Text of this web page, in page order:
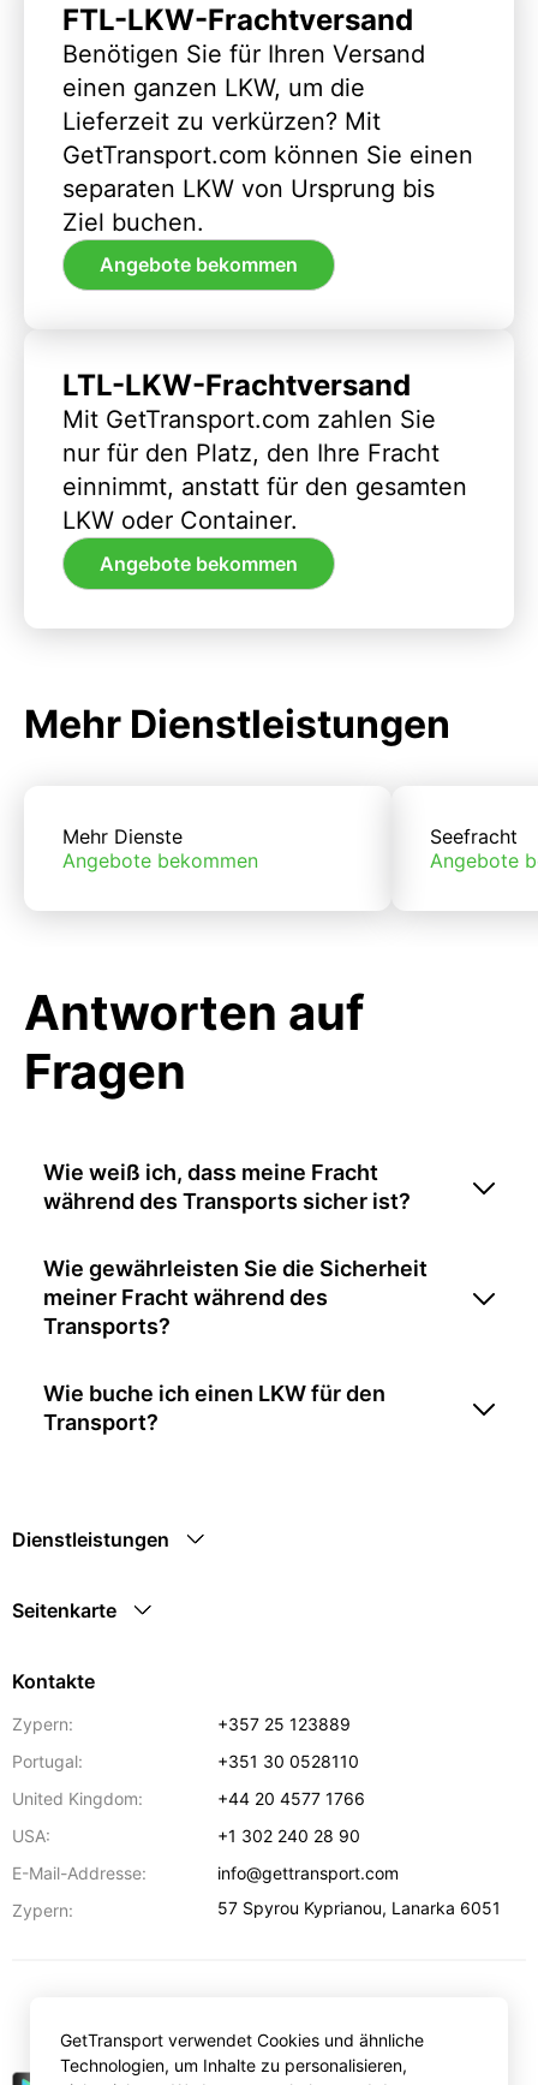
FTL-LKW-Frachtversand
Benötigen Sie für Ihren Versand
einen ganzen LKW, um die
Lieferzeit zu verkürzen? Mit
GetTransport.com können Sie einen
separaten LKW von Ursprung bis
Ziel buchen.
Angebote bekommen
LTL-LKW-Frachtversand
Mit GetTransport.com zahlen Sie
nur für den Platz, den Ihre Fracht
einnimmt, anstatt für den gesamten
LKW oder Container.
Angebote bekommen
Mehr Dienstleistungen
Mehr Dienste
Angebote bekommen
Seefracht
Angebote
Antworten auf
Fragen
Wie weiß ich, dass meine Fracht
während des Transports sicher ist?
Wie gewährleisten Sie die Sicherheit
meiner Fracht während des
Transports?
Wie buche ich einen LKW für den
Transport?
Dienstleistungen
Seitenkarte
Kontakte
Zypern:
+357 25 123889
Portugal:
+351 30 0528110
United Kingdom:
+44 20 4577 1766
USA:
+1 302 240 28 90
E-Mail-Addresse:
info@gettransport.com
Zypern:
57 Spyrou Kyprianou, Lanarka 6051
GetTransport verwendet Cookies und ähnliche
Technologien, um Inhalte zu personalisieren,